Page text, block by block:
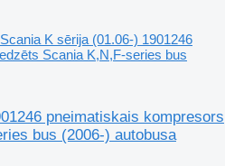
Scania K sērija (01.06-) 1901246
Scania K,N,F-series bus
pneimatiskais kompresors
bus (2006-) autobusa